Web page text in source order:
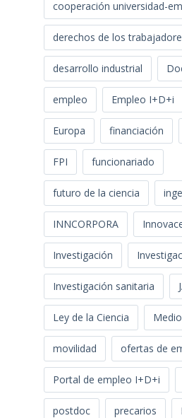
cooperación universidad-
derechos de los
desarrollo industrial
empleo Empleo I+D+i
Europa financiación
FPI funcionariado
futuro de la ciencia
INNCORPORA
Investigación
Investigación sanitaria
Ley de la Ciencia
movilidad ofertas de
Portal de empleo I+D+i
postdoc precarios